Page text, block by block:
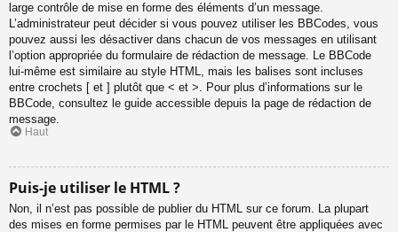
large contrôle de mise en forme des éléments d’un message.
L’administrateur peut décider si vous pouvez utiliser les BBCodes, vous
pouvez aussi les désactiver dans chacun de vos messages en utilisant
l’option appropriée du formulaire de rédaction de message. Le BBCode
lui-même est similaire au style HTML, mais les balises sont incluses
entre crochets [ et ] plutôt que < et >. Pour plus d’informations sur le
BBCode, consultez le guide accessible depuis la page de rédaction de
message.
Haut
Puis-je utiliser le HTML ?
Non, il n’est pas possible de publier du HTML sur ce forum. La plupart
des mises en forme permises par le HTML peuvent être appliquées avec